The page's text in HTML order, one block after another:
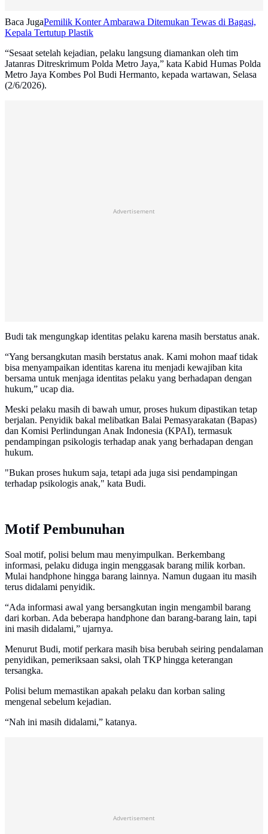
Baca JugaPemilik Konter Ambarawa Ditemukan Tewas di Bagasi,
Kepala Tertutup Plastik
“Sesaat setelah kejadian, pelaku langsung diamankan oleh tim
Jatanras Ditreskrimum Polda Metro Jaya,” kata Kabid Humas Polda
Metro Jaya Kombes Pol Budi Hermanto, kepada wartawan, Selasa
(2/6/2026).
Advertisement
Budi tak mengungkap identitas pelaku karena masih berstatus anak.
“Yang bersangkutan masih berstatus anak. Kami mohon maaf tidak
bisa menyampaikan identitas karena itu menjadi kewajiban kita
bersama untuk menjaga identitas pelaku yang berhadapan dengan
hukum,” ucap dia.
Meski pelaku masih di bawah umur, proses hukum dipastikan tetap
berjalan. Penyidik bakal melibatkan Balai Pemasyarakatan (Bapas)
dan Komisi Perlindungan Anak Indonesia (KPAI), termasuk
pendampingan psikologis terhadap anak yang berhadapan dengan
hukum.
"Bukan proses hukum saja, tetapi ada juga sisi pendampingan
terhadap psikologis anak," kata Budi.
Motif Pembunuhan
Soal motif, polisi belum mau menyimpulkan. Berkembang
informasi, pelaku diduga ingin menggasak barang milik korban.
Mulai handphone hingga barang lainnya. Namun dugaan itu masih
terus didalami penyidik.
“Ada informasi awal yang bersangkutan ingin mengambil barang
dari korban. Ada beberapa handphone dan barang-barang lain, tapi
ini masih didalami,” ujarnya.
Menurut Budi, motif perkara masih bisa berubah seiring pendalaman
penyidikan, pemeriksaan saksi, olah TKP hingga keterangan
tersangka.
Polisi belum memastikan apakah pelaku dan korban saling
mengenal sebelum kejadian.
“Nah ini masih didalami,” katanya.
Advertisement